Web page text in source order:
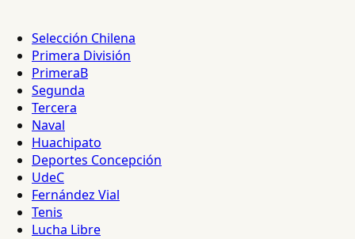
Selección Chilena
Primera División
PrimeraB
Segunda
Tercera
Naval
Huachipato
Deportes Concepción
UdeC
Fernández Vial
Tenis
Lucha Libre